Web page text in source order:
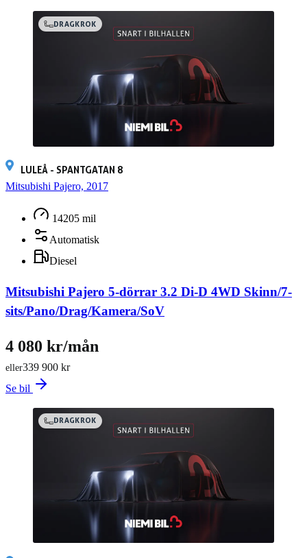
DRAGKROK
LULEÅ - SPANTGATAN 8
Mitsubishi Pajero, 2017
14205 mil
Automatisk
Diesel
Mitsubishi Pajero 5-dörrar 3.2 Di-D 4WD Skinn/7-
sits/Pano/Drag/Kamera/SoV
339 900 kr
eller
4 080 kr/mån
Se bil
DRAGKROK